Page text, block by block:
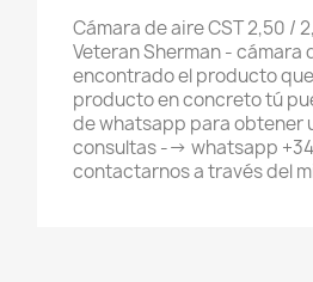
Cámara de aire CST 2,50 /
Veteran Sherman - cámara
encontrado el producto
producto en concreto tú
de whatsapp para obtener
consultas --> whatsapp
contactarnos a través del